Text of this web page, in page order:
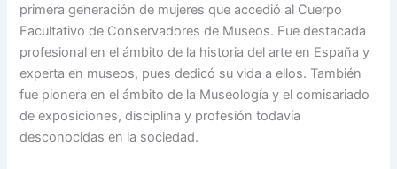
primera generación de mujeres que accedió al Cuerpo
Facultativo de Conservadores de Museos. Fue destacada
profesional en el ámbito de la historia del arte en España y
experta en museos, pues dedicó su vida a ellos. También
fue pionera en el ámbito de la Museología y el comisariado
de exposiciones, disciplina y profesión todavía
desconocidas en la sociedad.